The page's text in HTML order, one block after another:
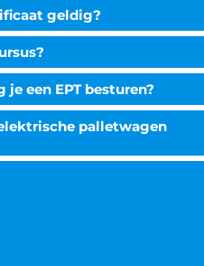
geldig?
een EPT besturen?
palletwagen